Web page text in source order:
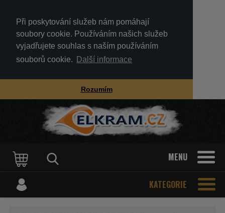
Při poskytování služeb nám pomáhají
soubory cookie. Používáním našich služeb
vyjadřujete souhlas s naším používáním
souborů cookie.
Další informace
Rozumím
MENU
KATEGORIE